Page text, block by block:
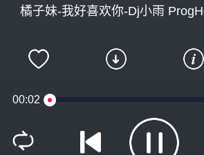
橘子妹-我好喜欢你-Dj小雨
00:02